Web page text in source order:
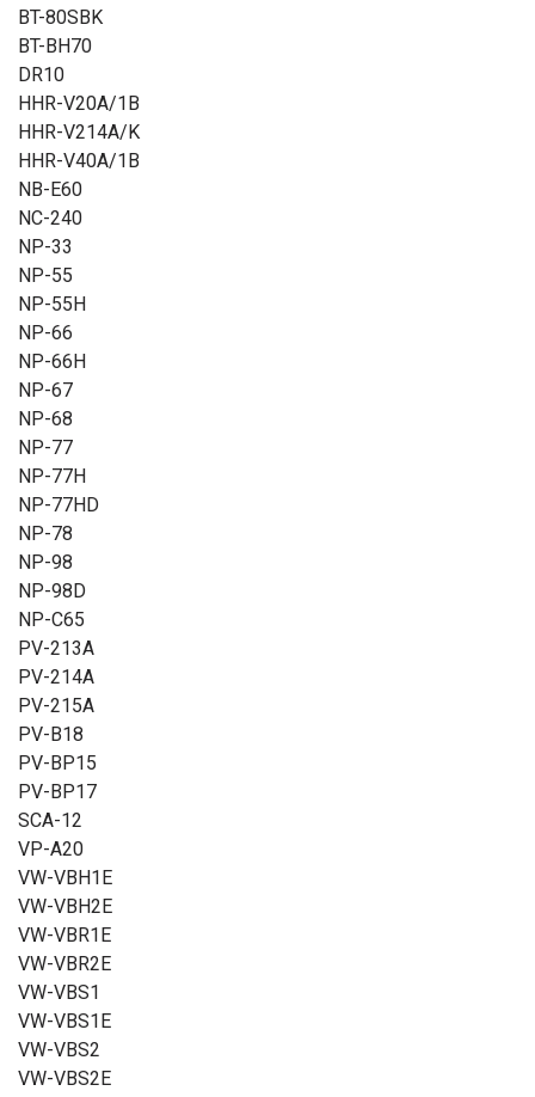
BT-80SBK
BT-BH70
DR10
HHR-V20A/1B
HHR-V214A/K
HHR-V40A/1B
NB-E60
NC-240
NP-33
NP-55
NP-55H
NP-66
NP-66H
NP-67
NP-68
NP-77
NP-77H
NP-77HD
NP-78
NP-98
NP-98D
NP-C65
PV-213A
PV-214A
PV-215A
PV-B18
PV-BP15
PV-BP17
SCA-12
VP-A20
VW-VBH1E
VW-VBH2E
VW-VBR1E
VW-VBR2E
VW-VBS1
VW-VBS1E
VW-VBS2
VW-VBS2E